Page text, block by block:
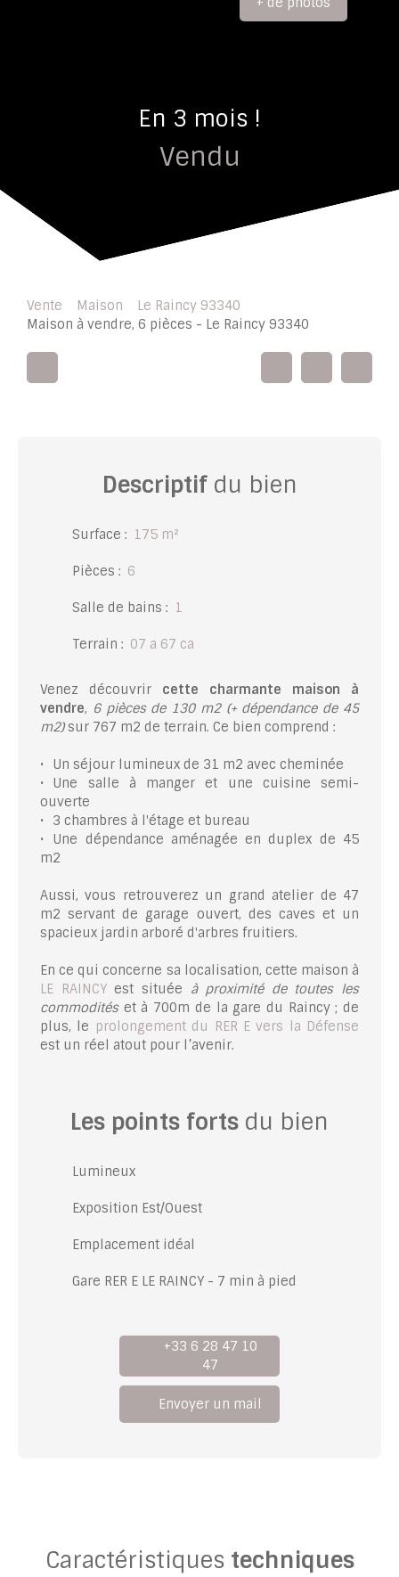
En 3 mois !
Vendu
Vente Maison
Le Raincy 93340
Maison à vendre, 6 pièces - Le Raincy 93340
Descriptifdu bien
Surface : 175 m²
Pièces : 6
Salle de bains : 1
Terrain : 07 a 67 ca
Venez découvrir cette charmante maison à
vendre, 6 pièces de 130 m2 (+ dépendance de 45
m2)​​​ sur 767 m2 de terrain. Ce bien comprend :
Un séjour lumineux de 31 m2 avec cheminée
Une salle à manger et une cuisine semi-
ouverte
3 chambres à l'étage et bureau
Une dépendance aménagée en duplex de 45
m2
Aussi, vous retrouverez un grand atelier de 47
m2 servant de garage ouvert, des caves et un
spacieux jardin arboré d'arbres fruitiers.
En ce qui concerne sa localisation, cette maison à
LE RAINCYest située à proximité de toutes les
commoditéset à 700m de la gare du Raincy ; de
plus, le prolongement du RER E vers la Défense
est un réel atout pour l’avenir.
Les points forts du bien
Lumineux
Exposition Est/Ouest
Emplacement idéal
Gare RER E LE RAINCY - 7 min à pied
+33 6 28 47 10
47
Envoyer un mail
Caractéristiques techniques